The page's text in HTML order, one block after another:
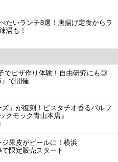
たいランチ8選！唐揚げ定食からラ
湯も！
でピザ作り体験！自由研究にも◎
で開催
」が復刻！ピスタチオ香るパルフ
クモック青山本店』
果皮がビールに！横浜
で限定販売スタート